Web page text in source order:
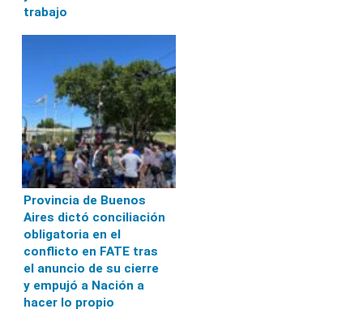
trabajo
Provincia de Buenos
Aires dictó conciliación
obligatoria en el
conflicto en FATE tras
el anuncio de su cierre
y empujó a Nación a
hacer lo propio